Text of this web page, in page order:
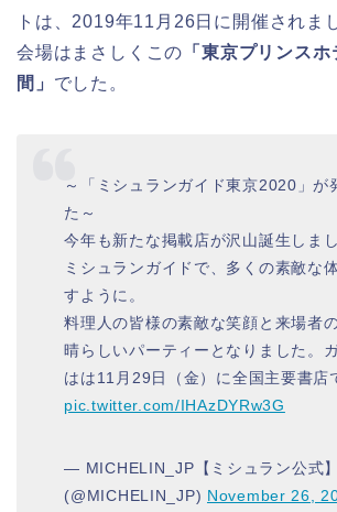
トは、2019年11月26日に開催されま
会場はまさしくこの 「東京プリンス
間」 でした。
～「ミシュランガイド東京2020」が
た～
今年も新たな掲載店が沢山誕生しま
ミシュランガイドで、多くの素敵な
すように。
料理人の皆様の素敵な笑顔と来場者
晴らしいパーティーとなりました。
はは11月29日（金）に全国主要書店
pic.twitter.com/IHAzDYRw3G
— MICHELIN_JP【ミシュラン公式】
(@MICHELIN_JP) November 26,